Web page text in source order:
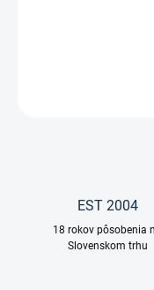
EST 2004
18 rokov pôsobenia
Slovenskom trhu